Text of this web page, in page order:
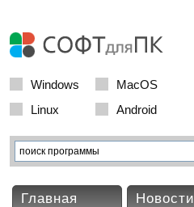
Windows
MacOS
Linux
Android
Главная
Новости